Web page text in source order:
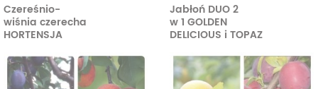
Czereśnio-
wiśnia czerecha
HORTENSJA
Jabłoń DUO 2
w 1 GOLDEN
DELICIOUS i TOPAZ